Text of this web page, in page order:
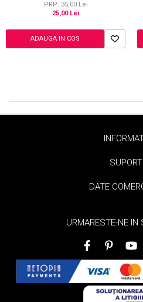
PRP: 35,00 Lei
25,00 Lei
ADAUGA IN COS
SUPORT
DATE
URMARESTE-NE IN